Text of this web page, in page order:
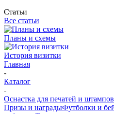
Статьи
Все статьи
Планы и схемы
История визитки
Главная
-
Каталог
-
Оснастка для печатей и штампов
Призы и наградыФутболки и